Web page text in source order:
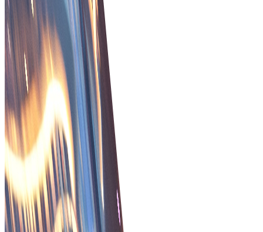
Bestellingen in realtime volgen
Bied klanten realtime ordertracering voor snellere,
veiligere orderontvangst en -beheer.
Innovatieve B2B betaaloplossing
Geavanceerd B2B-betalingssysteem om uw zakelijke
transacties te stroomlijnen en te beveiligen.